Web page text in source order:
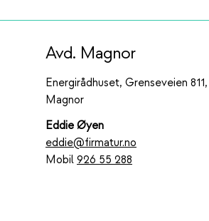
Avd. Magnor
Energirådhuset, Grenseveien
Magnor
Eddie Øyen
eddie@firmatur.no
Mobil 926 55 288